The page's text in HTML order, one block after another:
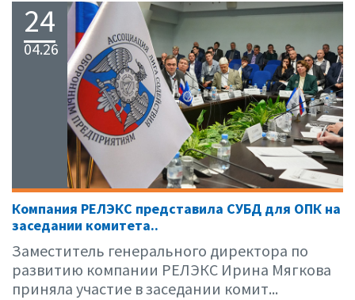
24
04.26
Компания РЕЛЭКС представила СУБД для ОПК на
заседании комитета..
Заместитель генерального директора по
развитию компании РЕЛЭКС Ирина Мягкова
приняла участие в заседании комит...